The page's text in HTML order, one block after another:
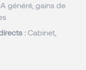
généré, gains de
: Cabinet,